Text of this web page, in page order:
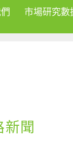
市場研究數
聞